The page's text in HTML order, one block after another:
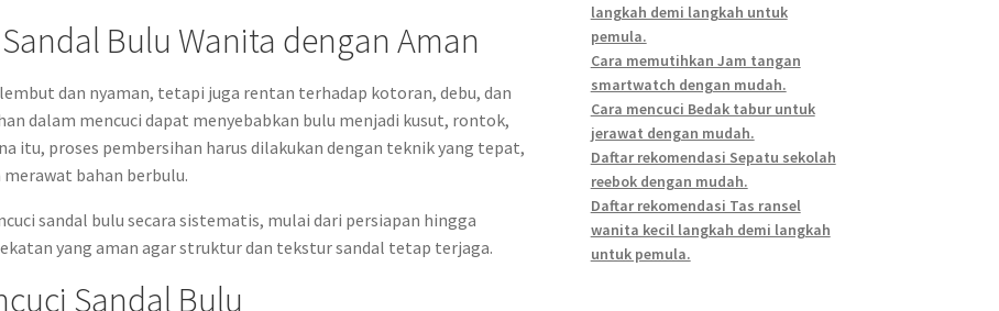
Bulu Wanita dengan Aman
dan nyaman, tetapi juga rentan terhadap kotoran, debu, dan
dalam mencuci dapat menyebabkan bulu menjadi kusut, rontok,
itu, proses pembersihan harus dilakukan dengan teknik yang tepat,
bahan berbulu.
sandal bulu secara sistematis, mulai dari persiapan hingga
yang aman agar struktur dan tekstur sandal tetap terjaga.
Sandal Bulu
langkah demi langkah untuk
pemula.
Cara memutihkan Jam tangan
smartwatch dengan mudah.
Cara mencuci Bedak tabur untuk
jerawat dengan mudah.
Daftar rekomendasi Sepatu sekolah
reebok dengan mudah.
Daftar rekomendasi Tas ransel
wanita kecil langkah demi langkah
untuk pemula.